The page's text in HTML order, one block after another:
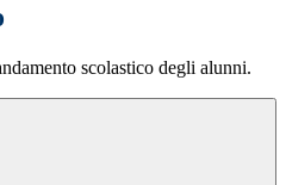
scolastico degli alunni.